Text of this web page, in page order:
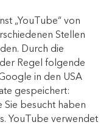
„YouTube“ von
Stellen
Durch die
Regel folgende
in den USA
gespeichert:
Sie besucht haben
YouTube verwendet